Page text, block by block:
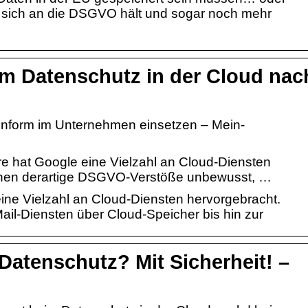
an die DSGVO hält und sogar noch mehr
Datenschutz in der Cloud
im Unternehmen einsetzen – Mein-
hat Google eine Vielzahl an Cloud-Diensten
derartige DSGVO-Verstöße unbewusst, …
Vielzahl an Cloud-Diensten hervorgebracht.
Diensten über Cloud-Speicher bis hin zur
Mit Sicherheit! –